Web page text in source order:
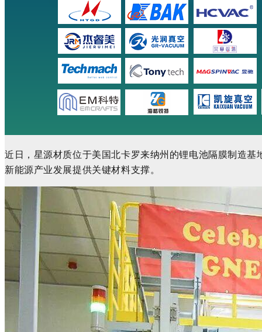
近日，星源材质位于美国北卡罗来纳州的锂电池隔膜制造
新能源产业发展提供关键材料支撑。